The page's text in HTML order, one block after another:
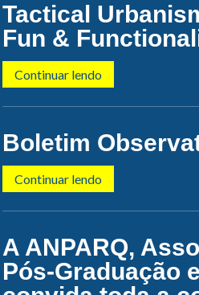
Tactical
Fun &
Continuar lendo
Boletim
Continuar lendo
A ANPARQ,
Pós-Graduação